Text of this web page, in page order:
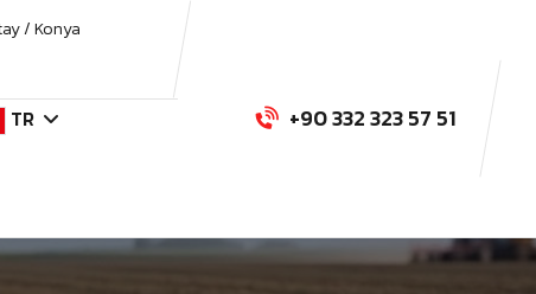
/ Konya
TR +90 332 323 57 51